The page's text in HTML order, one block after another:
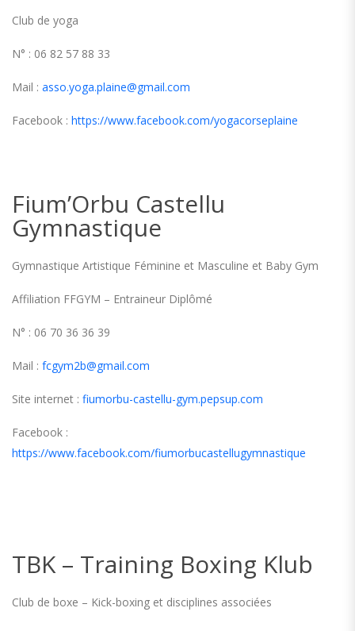
Club de yoga
N° : 06 82 57 88 33
Mail : asso.yoga.plaine@gmail.com
Facebook : https://www.facebook.com/yogacorseplaine
Fium’Orbu Castellu
Gymnastique
Gymnastique Artistique Féminine et Masculine et Baby Gym
Affiliation FFGYM – Entraineur Diplômé
N° : 06 70 36 36 39
Mail : fcgym2b@gmail.com
Site internet : fiumorbu-castellu-gym.pepsup.com
Facebook :
https://www.facebook.com/fiumorbucastellugymnastique
TBK – Training Boxing Klub
Club de boxe – Kick-boxing et disciplines associées